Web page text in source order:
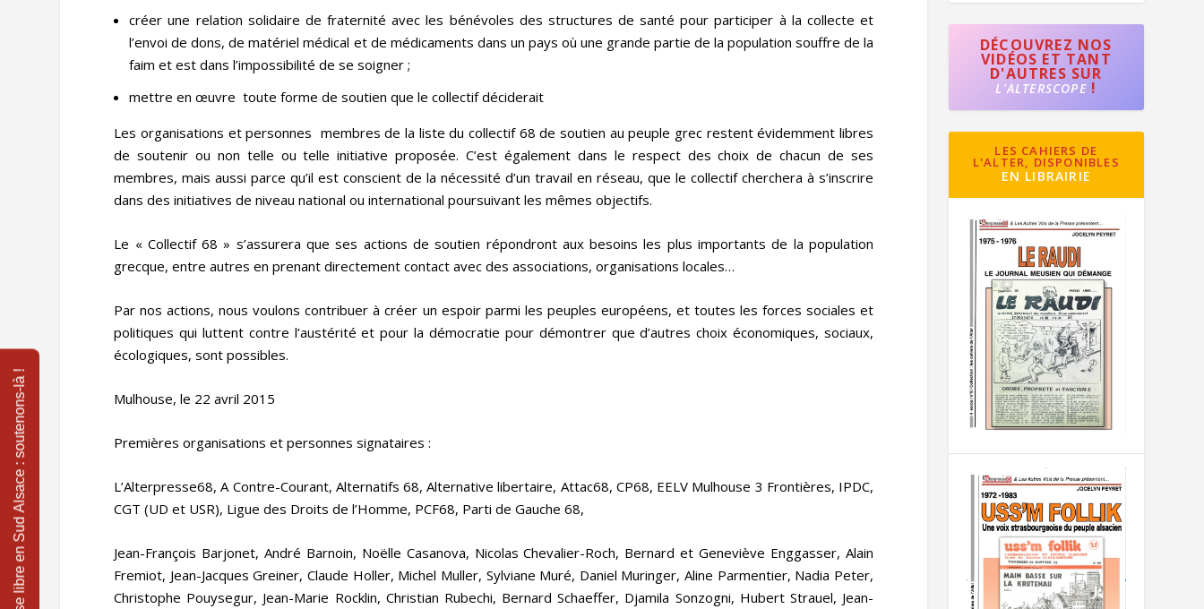
créer une relation solidaire de fraternité avec les bénévoles des structures de santé pour participer à la collecte et
l’envoi de dons, de matériel médical et de médicaments dans un pays où une grande partie de la population souffre de la
faim et est dans l’impossibilité de se soigner ;
mettre en œuvre toute forme de soutien que le collectif déciderait
Les organisations et personnes membres de la liste du collectif 68 de soutien au peuple grec restent évidemment libres
de soutenir ou non telle ou telle initiative proposée. C’est également dans le respect des choix de chacun de ses
membres, mais aussi parce qu’il est conscient de la nécessité d’un travail en réseau, que le collectif cherchera à s’inscrire
dans des initiatives de niveau national ou international poursuivant les mêmes objectifs.
Le « Collectif 68 » s’assurera que ses actions de soutien répondront aux besoins les plus importants de la population
grecque, entre autres en prenant directement contact avec des associations, organisations locales…
Par nos actions, nous voulons contribuer à créer un espoir parmi les peuples européens, et toutes les forces sociales et
politiques qui luttent contre l’austérité et pour la démocratie pour démontrer que d’autres choix économiques, sociaux,
écologiques, sont possibles.
Mulhouse, le 22 avril 2015
Premières organisations et personnes signataires :
L’Alterpresse68, A Contre-Courant, Alternatifs 68, Alternative libertaire, Attac68, CP68, EELV Mulhouse 3 Frontières, IPDC,
CGT (UD et USR), Ligue des Droits de l’Homme, PCF68, Parti de Gauche 68,
Jean-François Barjonet, André Barnoin, Noëlle Casanova, Nicolas Chevalier-Roch, Bernard et Geneviève Enggasser, Alain
Fremiot, Jean-Jacques Greiner, Claude Holler, Michel Muller, Sylviane Muré, Daniel Muringer, Aline Parmentier, Nadia Peter,
Christophe Pouysegur, Jean-Marie Rocklin, Christian Rubechi, Bernard Schaeffer, Djamila Sonzogni, Hubert Strauel, Jean-
DÉCOUVREZ NOS
VIDÉOS ET TANT
D'AUTRES SUR
L'ALTERSCOPE!
LES CAHIERS DE
L'ALTER, DISPONIBLES
EN LIBRAIRIE